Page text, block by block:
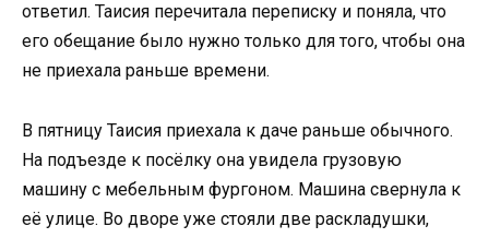
ответил. Таисия перечитала переписку и поняла, что
его обещание было нужно только для того, чтобы она
не приехала раньше времени.
В пятницу Таисия приехала к даче раньше обычного.
На подъезде к посёлку она увидела грузовую
машину с мебельным фургоном. Машина свернула к
её улице. Во дворе уже стояли две раскладушки,